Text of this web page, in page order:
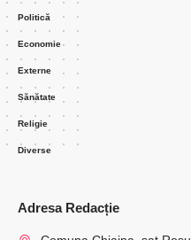
Politică
Economie
Externe
Sănătate
Religie
Diverse
Adresa Redacție